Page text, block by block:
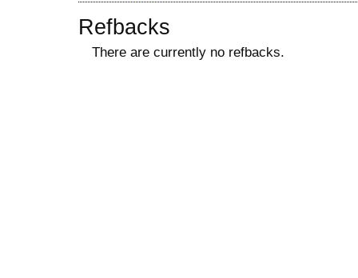
Refbacks
There are currently no refbacks.